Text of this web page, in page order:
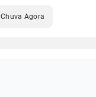
Chuva Agora